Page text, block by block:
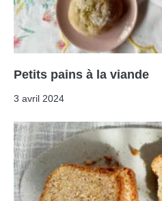
Petits pains à la viande
3 avril 2024